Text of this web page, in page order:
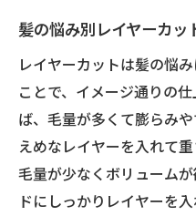
髪の悩み別レイヤーカッ
レイヤーカットは髪の悩
ことで、イメージ通りの
ば、毛量が多くて膨らみ
えめなレイヤーを入れて
毛量が少なくボリューム
ドにしっかりレイヤーを